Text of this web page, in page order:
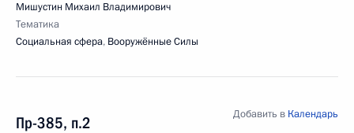
Мишустин Михаил Владимирович
Тематика
Социальная сфера, Вооружённые Силы
Пр-385, п.2
Добавить в Календарь